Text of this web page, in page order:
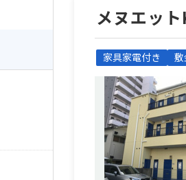
メヌエッ
家具家電付き